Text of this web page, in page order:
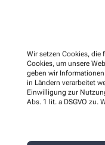
Wir setzen Cookies, die
Cookies, um unsere
geben wir
in Ländern verarbeitet
Einwilligung zur
Abs. 1 lit. a DSGVO zu.
Sets mit folgendem Inhalt:
TagesPflege LSF 15
NachtPflege
IntensivSerum
All-In-One Konzentrat